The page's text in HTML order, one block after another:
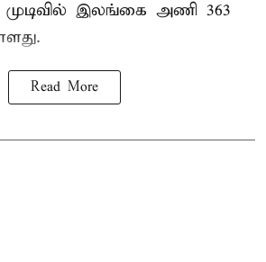
இலங்கை அணி 363
Read More